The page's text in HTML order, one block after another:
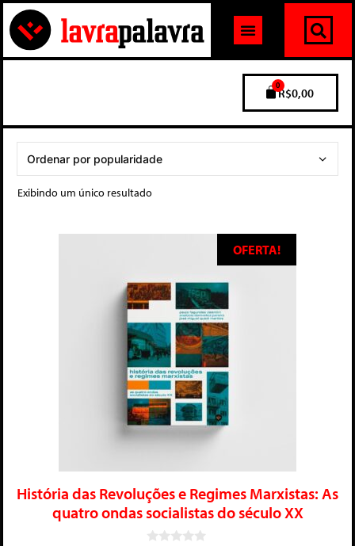
R$0,00
0
Exibindo um único resultado
OFERTA!
História das Revoluções e Regimes Marxistas: As
quatro ondas socialistas do século XX